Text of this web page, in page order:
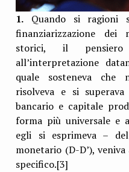
1. Quando si ragioni
finanziarizzazione
storici, il pensiero
all’interpretazione
quale sosteneva che
risolveva e si
bancario e capitale
forma più universale e
egli si esprimeva –
monetario (D-D’),
specifico.[3]